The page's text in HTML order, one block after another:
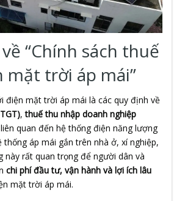
“Chính sách thuế
mặt trời áp mái”
điện mặt trời áp mái là các quy định về
,thuế thu nhập doanh nghiệp
quan đến hệ thống điện năng lượng
áp mái gắn trên nhà ở, xí nghiệp,
này rất quan trọng để người dân và
chi phí đầu tư, vận hành và lợi ích lâu
mặt trời áp mái.